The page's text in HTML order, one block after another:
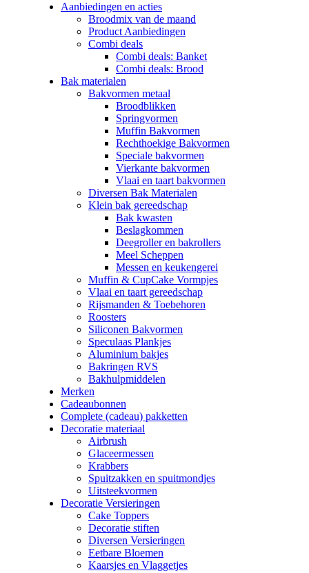
Aanbiedingen en acties
Broodmix van de maand
Product Aanbiedingen
Combi deals
Combi deals: Banket
Combi deals: Brood
Bak materialen
Bakvormen metaal
Broodblikken
Springvormen
Muffin Bakvormen
Rechthoekige Bakvormen
Speciale bakvormen
Vierkante bakvormen
Vlaai en taart bakvormen
Diversen Bak Materialen
Klein bak gereedschap
Bak kwasten
Beslagkommen
Deegroller en bakrollers
Meel Scheppen
Messen en keukengerei
Muffin & CupCake Vormpjes
Vlaai en taart gereedschap
Rijsmanden & Toebehoren
Roosters
Siliconen Bakvormen
Speculaas Plankjes
Aluminium bakjes
Bakringen RVS
Bakhulpmiddelen
Merken
Cadeaubonnen
Complete (cadeau) pakketten
Decoratie materiaal
Airbrush
Glaceermessen
Krabbers
Spuitzakken en spuitmondjes
Uitsteekvormen
Decoratie Versieringen
Cake Toppers
Decoratie stiften
Diversen Versieringen
Eetbare Bloemen
Kaarsjes en Vlaggetjes